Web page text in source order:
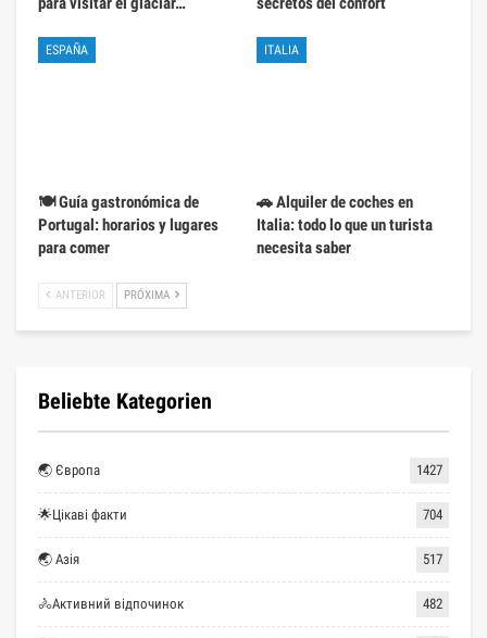
ESPAÑA
🍽️ Guía gastronómica de
Portugal: horarios y lugares
para comer
ITALIA
🚗 Alquiler de coches en
Italia: todo lo que un turista
necesita saber
ANTERIOR PRÓXIMA
Beliebte Kategorien
🌏 Європа 1427
🌟Цікаві факти 704
🌏 Азія 517
🚴Активний відпочинок 482